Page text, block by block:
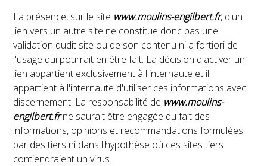
La présence, sur le site www.moulins-engilbert.fr, d'un
lien vers un autre site ne constitue donc pas une
validation dudit site ou de son contenu ni a fortiori de
l'usage qui pourrait en être fait. La décision d'activer un
lien appartient exclusivement à l'internaute et il
appartient à l'internaute d'utiliser ces informations avec
discernement. La responsabilité de www.moulins-
engilbert.frne saurait être engagée du fait des
informations, opinions et recommandations formulées
par des tiers ni dans l'hypothèse où ces sites tiers
contiendraient un virus.